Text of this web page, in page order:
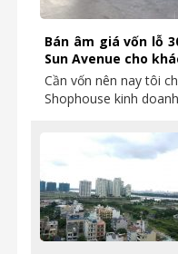
Bán âm giá vốn lỗ
Sun Avenue cho
Cần vốn nên nay tôi
Shophouse kinh